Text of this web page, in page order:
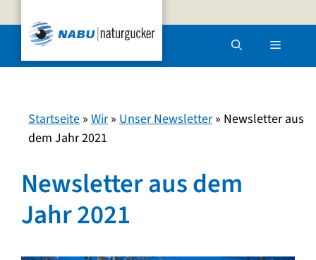
Inhalt
springen
Menü
Startseite » Wir» Unser Newsletter» Newsletter aus
dem Jahr 2021
Newsletter aus dem
Jahr 2021